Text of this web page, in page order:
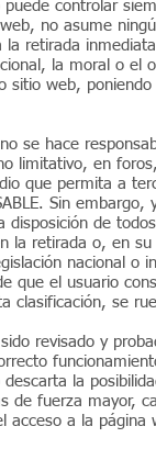
puede controlar
no asume
la retirada
la moral o el
sitio web,
no se hace
limitativo, en
que permita a
Sin
disposición de
la retirada o, en
nacional o
que el usuario
clasificación, se
revisado y
descarta la
de fuerza mayor,
acceso a la página